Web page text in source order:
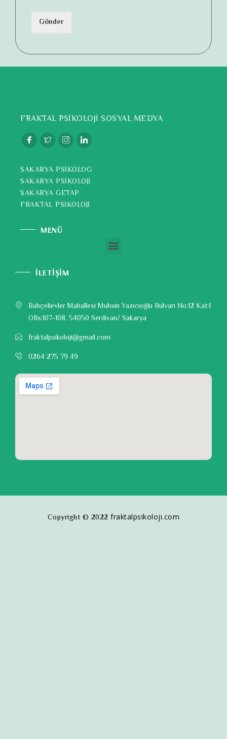
Gönder
FRAKTAL PSİKOLOJİ SOSYAL MEDYA
SAKARYA PSİKOLOG
SAKARYA PSİKOLOJİ
SAKARYA GETAP
FRAKTAL PSİKOLOJİ
MENÜ
İLETİŞİM
Bahçelievler Mahallesi Muhsin Yazıcıoğlu Bulvarı No:12 Kat:1
Ofis:107-108, 54050 Serdivan/ Sakarya
fraktalpsikoloji@gmail.com
0264 275 79 49
Copyright © 2022 fraktalpsikoloji.com